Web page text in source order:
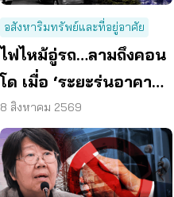
อสังหาริมทรัพย์และที่อยู่อาศัย
ไฟไหม้อู่รถ…ลามถึงคอน
โด เมื่อ ‘ระยะร่นอาคาร’
ถูกละเลย ผู้บริโภคจึงต้อง
เสี่ยง
8 สิงหาคม 2569